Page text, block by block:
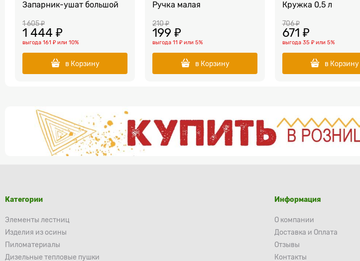
Запарник-ушат большой
1 605 ₽
1 444 ₽
выгода 161 ₽ или 10%
в Корзину
Ручка малая
210 ₽
199 ₽
выгода 11 ₽или 5%
в Корзину
Кружка 0,5 л
706 ₽
671 ₽
выгода 35 ₽или 5%
в Корзину
Категории
Элементы лестниц
Изделия из осины
Пиломатериалы
Дизельные тепловые пушки
Информация
О компании
Доставка и Оплата
Отзывы
Контакты